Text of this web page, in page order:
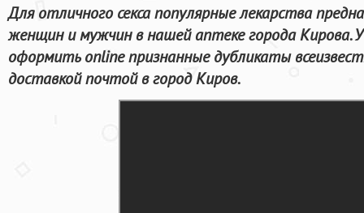
Для отличного секса популярные лекарства
женщин и мужчин в нашей аптеке города Кирова.
оформить online признанные дубликаты
доставкой почтой в город Киров.